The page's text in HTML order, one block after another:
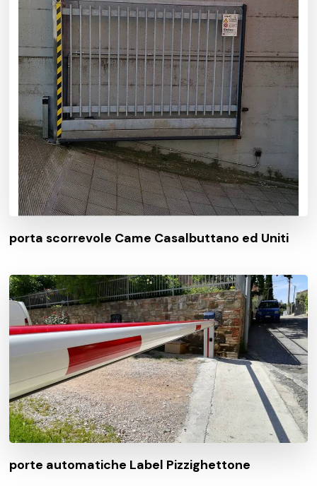
porta scorrevole Came Casalbuttano ed Uniti
porte automatiche Label Pizzighettone